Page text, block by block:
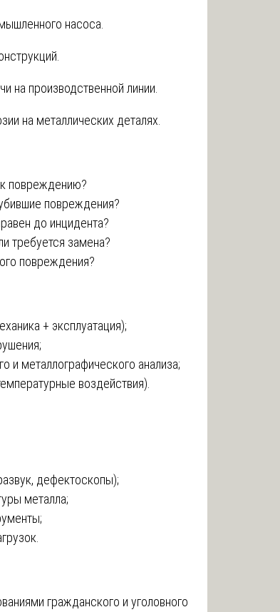
насоса.
на производственной линии.
на металлических деталях.
к повреждению?
повреждения?
до инцидента?
требуется замена?
повреждения?
+ эксплуатация);
и металлографического анализа;
воздействия).
дефектоскопы);
металла;
гражданского и уголовного